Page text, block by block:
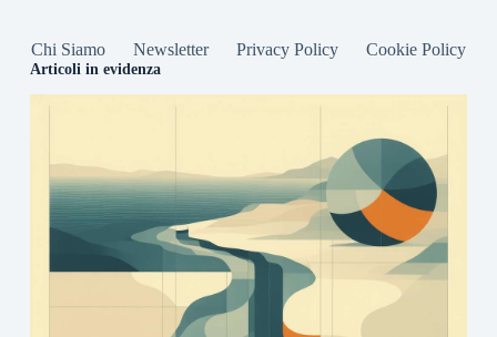
Chi Siamo Newsletter Privacy Policy Cookie Policy
Articoli in evidenza